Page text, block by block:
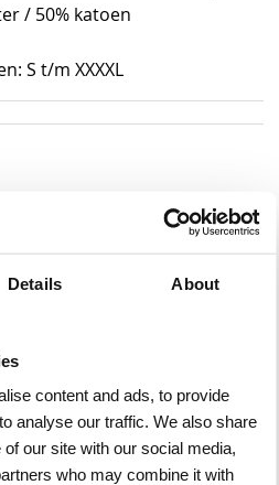
Details About
content and ads, to provide
analyse our traffic. We also share
our site with our social media,
who may combine it with
/ 50% katoen
S t/m XXXXL
Polyester, katoen
Oranje
285 gram per m²